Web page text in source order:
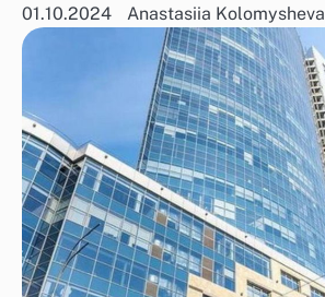
01.10.2024 Anastasiia Kolomysheva